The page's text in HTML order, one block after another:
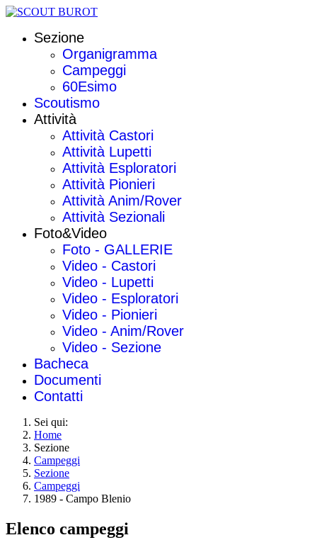
Sezione
Organigramma
Campeggi
60Esimo
Scoutismo
Attività
Attività Castori
Attività Lupetti
Attività Esploratori
Attività Pionieri
Attività Anim/Rover
Attività Sezionali
Foto&Video
Foto - GALLERIE
Video - Castori
Video - Lupetti
Video - Esploratori
Video - Pionieri
Video - Anim/Rover
Video - Sezione
Bacheca
Documenti
Contatti
Sei qui:
Home
Sezione
Campeggi
Sezione
Campeggi
1989 - Campo Blenio
Elenco campeggi